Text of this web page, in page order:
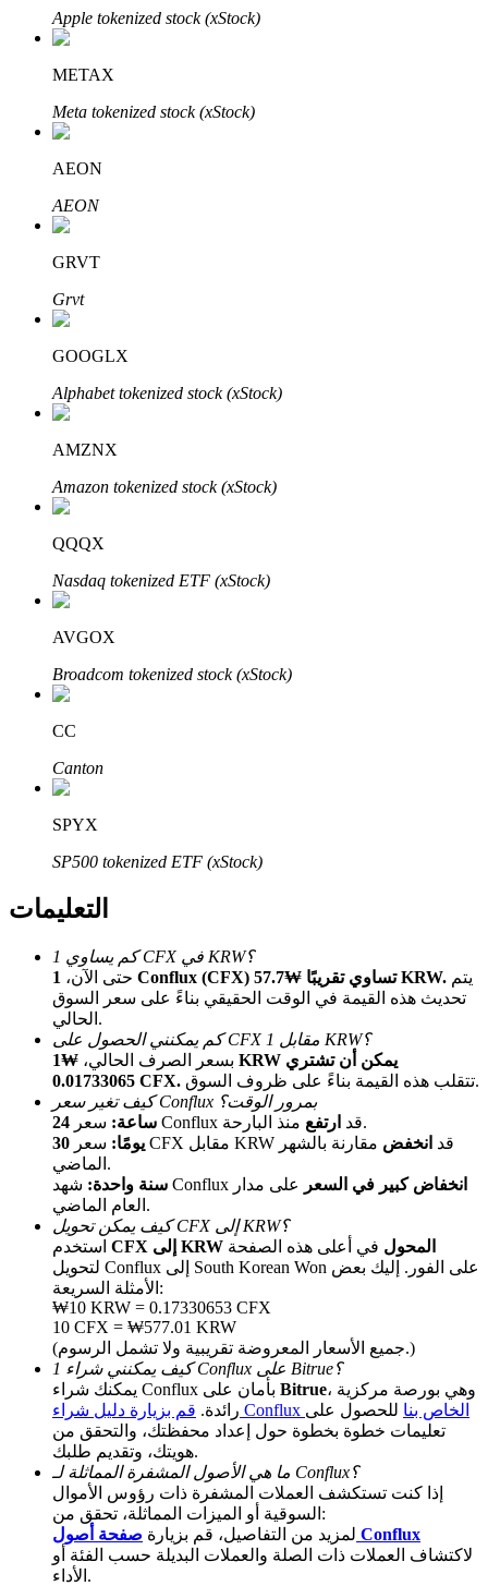
تعلم الستاكينغ
تعرف على كيفية كسب الدخل السلبي
Bitrue
AI
شركاء بيترو
شركاء Bitrue
الإحالة
قم بدعوة صديق لتحصل على مكافآت نقدية
Deposit CASHCAT & Win
Deposit CASHCAT & Win
Share 500000 CASHCAT prize pool
Apple tokenized stock (xStock)
METAX
Meta tokenized stock (xStock)
AEON
AEON
GRVT
Grvt
GOOGLX
Alphabet tokenized stock (xStock)
AMZNX
Amazon tokenized stock (xStock)
QQQX
Nasdaq tokenized ETF (xStock)
AVGOX
Broadcom tokenized stock (xStock)
CC
Canton
SPYX
SP500 tokenized ETF (xStock)
التعليمات
كم يساوي 1 CFX في KRW؟
حتى الآن،
1 Conflux (CFX) تساوي تقريبًا ₩57.7 KRW.
تحديث هذه القيمة في الوقت الحقيقي بناءً على سعر السوق
الحالي.
كم يمكنني الحصول على CFX مقابل 1 KRW؟
بسعر الصرف الحالي،
₩1 KRW يمكن أن تشتري
0.01733065 CFX.
تتقلب هذه القيمة بناءً على ظروف السوق.
كيف تغير سعر Conflux بمرور الوقت؟
24 ساعة:
سعر Conflux قد ارتفع
منذ البارحة.
30 يومًا:
سعر CFX مقابل KRW قد انخفض مقارنة بالشهر
الماضي.
سنة واحدة: شهد Conflux انخفاض كبير في السعر
على مدار
العام الماضي.
كيف يمكن تحويل CFX إلى KRW؟
CFX إلى KRW المحول في أعلى هذه الصفحة
لتحويل Conflux إلى South Korean Won على الفور. إليك بعض
الأمثلة السريعة:
₩10 KRW = 0.17330653 CFX
10 CFX = ₩577.01 KRW
(جميع الأسعار المعروضة تقريبية ولا تشمل الرسوم.)
كيف يمكنني شراء 1 Conflux على Bitrue؟
Bitrue، وهي بورصة مركزية
رائدة.
قم بزيارة دليل شراء Conflux الخاص بنا للحصول على
تعليمات خطوة بخطوة حول إعداد محفظتك، والتحقق من
هويتك، وتقديم طلبك.
ما هي الأصول المشفرة المماثلة لـ Conflux؟
إذا كنت تستكشف العملات المشفرة ذات رؤوس الأموال
السوقية أو الميزات المماثلة، تحقق من:
لمزيد من التفاصيل، قم بزيارة صفحة أصول Conflux
لاكتشاف العملات ذات الصلة والعملات البديلة حسب الفئة أو
الأداء.